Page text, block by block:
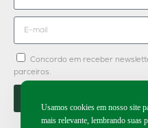
Concordo em receber
parceiros.
Usamos cookies em nosso site
mais relevante, lembrando suas